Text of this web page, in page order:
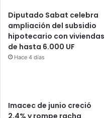
Diputado Sabat celebra
ampliación del subsidio
hipotecario con viviendas
de hasta 6.000 UF
Hace 4 días
Imacec de junio creció